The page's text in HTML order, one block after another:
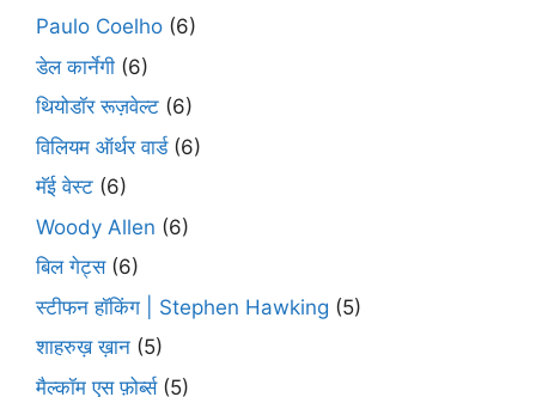
Paulo Coelho (6)
डेल कार्नेगी (6)
थियोडॉर रूज़वेल्ट (6)
विलियम ऑर्थर वार्ड(6)
मॅई वेस्ट (6)
Woody Allen (6)
बिल गेट्स(6)
स्टीफन हॉकिंग | Stephen Hawking (5)
शाहरुख़ ख़ान (5)
मैल्कॉम एस फ़ोर्ब्स(5)